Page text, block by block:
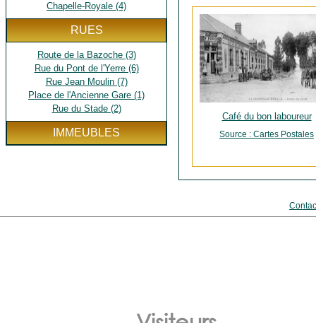
Chapelle-Royale (4)
RUES
Route de la Bazoche (3)
Rue du Pont de l'Yerre (6)
Rue Jean Moulin (7)
Place de l'Ancienne Gare (1)
Rue du Stade (2)
IMMEUBLES
Café du bon laboureur
Source : Cartes Postales